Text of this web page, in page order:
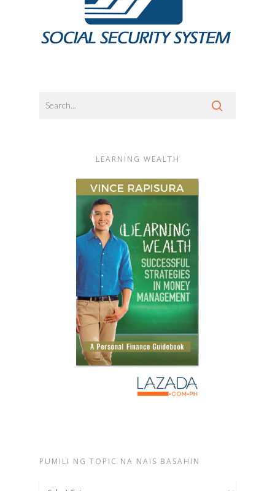
LEARNING WEALTH
PUMILI NG TOPIC NA NAIS BASAHIN
Pumili